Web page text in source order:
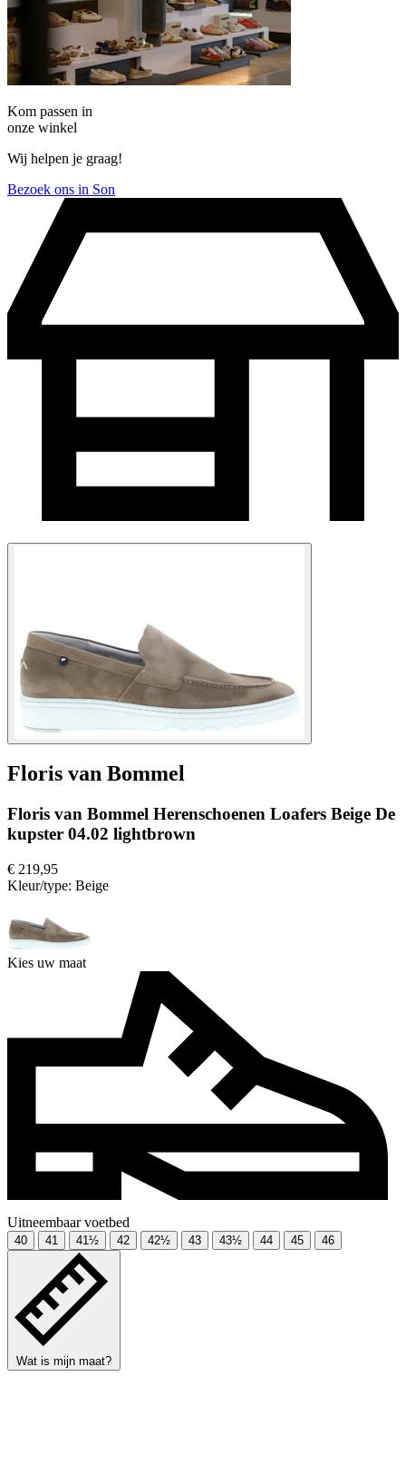
Kom passen in
onze winkel
Wij helpen je graag!
Bezoek ons in Son
Floris van Bommel
Floris van Bommel Herenschoenen Loafers Beige De
kupster 04.02 lightbrown
€ 219,95
Kleur/type: Beige
Kies uw maat
Uitneembaar voetbed
40 41 41½ 42 42½ 43 43½ 44 45 46
Wat is mijn maat?